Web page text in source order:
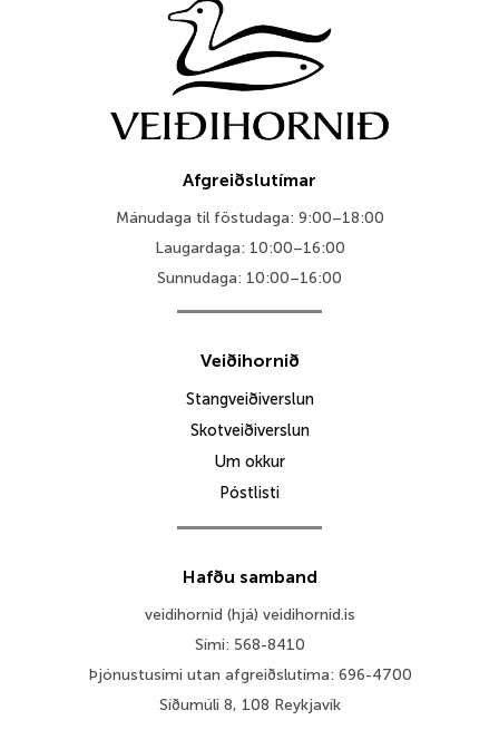
Afgreiðslutímar
Mánudaga til föstudaga: 9:00–18:00
Laugardaga: 10:00–16:00
Sunnudaga: 10:00–16:00
Veiðihornið
Stangveiðiverslun
Skotveiðiverslun
Um okkur
Póstlisti
Hafðu samband
veidihornid (hjá) veidihornid.is
Sími: 568-8410
Þjónustusími utan afgreiðslutíma: 696-4700
Síðumúli 8, 108 Reykjavík